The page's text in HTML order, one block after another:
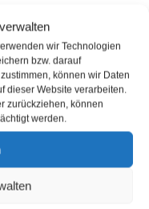
wir Technologien
bzw. darauf
können wir Daten
dieser Website verarbeiten.
zurückziehen, können
werden.